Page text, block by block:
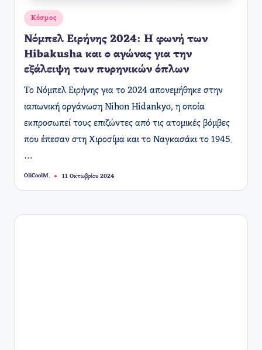
Αναρτήθηκε
σε
Κόσμος
Νόμπελ Ειρήνης 2024: Η φωνή των
Hibakusha και ο αγώνας για την
εξάλειψη των πυρηνικών όπλων
Το Νόμπελ Ειρήνης για το 2024 απονεμήθηκε στην
ιαπωνική οργάνωση Nihon Hidankyo, η οποία
εκπροσωπεί τους επιζώντες από τις ατομικές βόμβες
που έπεσαν στη Χιροσίμα και το Ναγκασάκι το 1945.
…
Συγγραφέας:
OliCoolM. 11 Οκτωβρίου 2024